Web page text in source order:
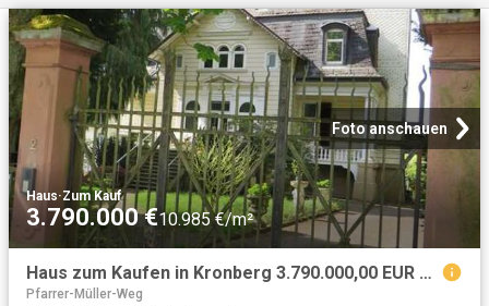
Foto anschauen
Haus·Zum Kauf
3.790.000 €10.985 €/m²
Haus zum Kaufen in Kronberg 3.790.000,00 EUR 345 m²
Pfarrer-Müller-Weg